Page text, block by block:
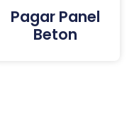
Pagar Panel
Beton